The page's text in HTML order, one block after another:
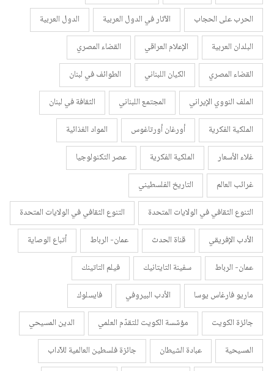
الحرب على الحجاب
الآثار في الدول العربية
الدول العربية
البلدان العربية
الإعلام العراقي
القضاء المصري
القضاء المصري
الكيان اللبناني
الطوائف في لبنان
الملف النووي الإيراني
المجتمع اللبناني
الثقافة في لبنان
الملكية الفكرية
أورغان أورتاغوس
المواد الغذائية
غلاء الأسعار
الملكية الفكرية
عصر التكنولوجيا
غرائب العالم
التاريخ الفلسطيني
التنوع الثقافي في الولايات المتحدة
التنوع الثقافي في الولايات المتحدة
الأدب الإفريقي
قناة الحدث عمان- الرباط
أتباع الوصاية
عمان- الرباط
سفينة التايتانيك
فيلم التاتينك
ماريو فارغاس يوسا
الأدب البيروفي
فايسلوك
جائزة الكويت
مؤسّسة الكويت للتقدّم العلمي
الدين المسيحي
المسيحية
عبادة الشيطان
جائزة فلسطين العالمية للآداب